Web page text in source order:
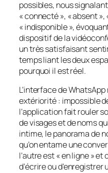
possibles, nous
« connecté », « absent »,
« indisponible »,
dispositif de la
un très satisfaisant
temps liant les deux
pourquoi il est réel.
L’interface de
extériorité : impossible
l’application fait rouler
de visages et de noms
intime, le panorama de
qu’on entame une
l’autre est « en ligne » et
d’écrire ou d’enregistrer